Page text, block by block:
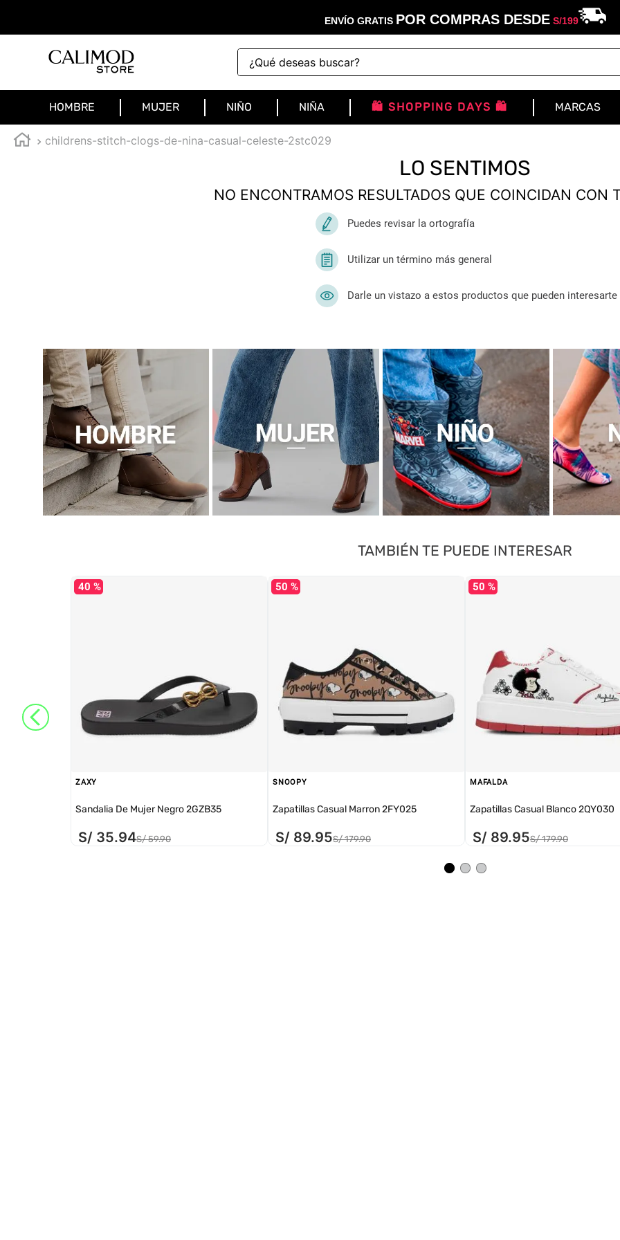
ENVÍO GRATIS POR COMPRAS DESDES/199
¿Qué deseas buscar?
HOMBRE MUJER NIÑO NIÑA 🛍️ SHOPPING DAYS 🛍️ MARCAS
childrens-stitch-clogs-de-nina-casual-celeste-2stc029
LO SENTIMOS
NO ENCONTRAMOS RESULTADOS QUE COINCIDAN CON
Puedes revisar la ortografía
Utilizar un término más general
Darle un vistazo a estos productos que pueden interesarte
TAMBIÉN TE PUEDE INTERESAR
40 %
ZAXY
Sandalia De Mujer Negro 2GZB35
S/ 35.94S/ 59.90
50 %
SNOOPY
Zapatillas Casual Marron 2FY025
S/ 89.95S/ 179.90
50 %
MAFALDA
Zapatillas Casual Blanco 2QY030
S/ 89.95S/ 179.90